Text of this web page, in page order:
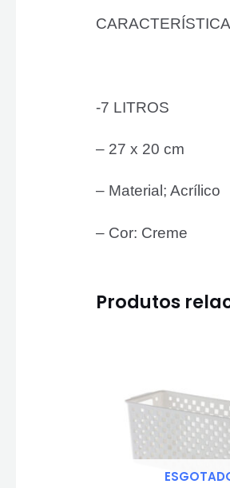
-7 LITROS
– 27 x 20 cm
– Material; Acrílico
– Cor: Creme
Produtos